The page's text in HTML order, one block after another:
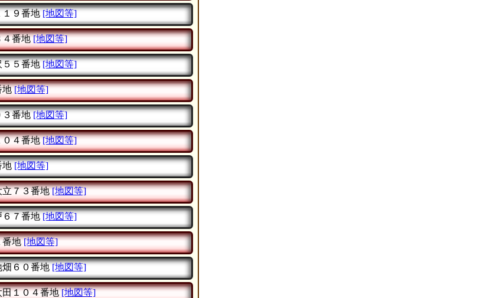
９番地 [地図等]
番地 [地図等]
５番地 [地図等]
地 [地図等]
番地 [地図等]
４番地 [地図等]
地 [地図等]
７３番地 [地図等]
７番地 [地図等]
地 [地図等]
６０番地 [地図等]
１０４番地 [地図等]